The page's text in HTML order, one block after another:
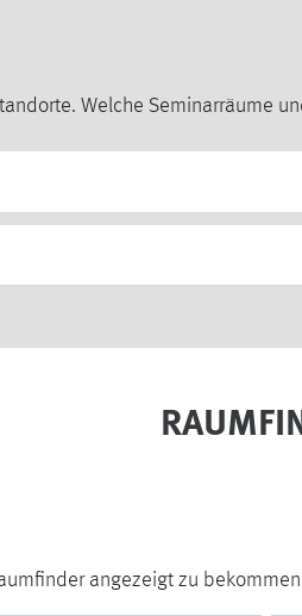
Welche Seminarräume
angezeigt zu